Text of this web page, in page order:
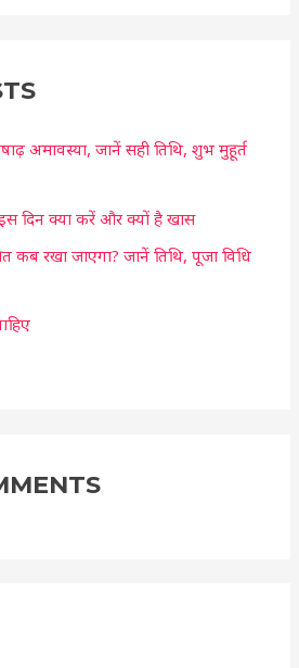
अमावस्या, जानें सही तिथि, शुभ मुहूर्त
दिन क्या करें और क्यों है खास
कब रखा जाएगा? जानें तिथि, पूजा विधि